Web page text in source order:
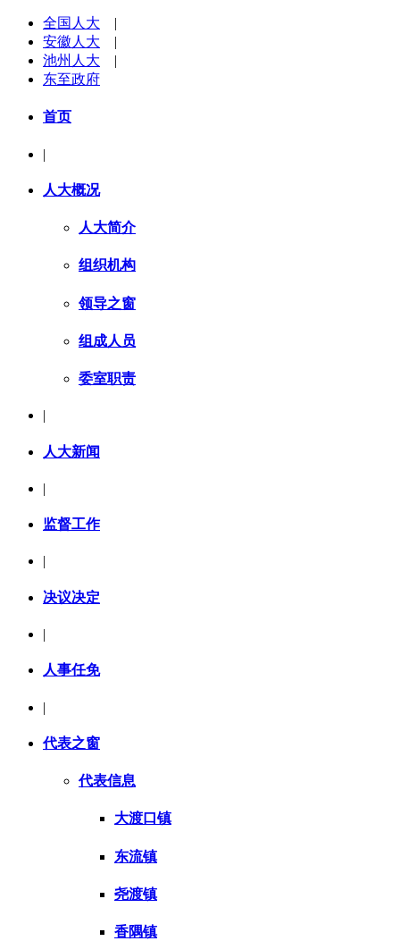
全国人大 |
安徽人大 |
池州人大 |
东至政府
首页
|
人大概况
人大简介
组织机构
领导之窗
组成人员
委室职责
|
人大新闻
|
监督工作
决议决定
|
人事任免
|
代表之窗
代表信息
大渡口镇
东流镇
尧渡镇
香隅镇